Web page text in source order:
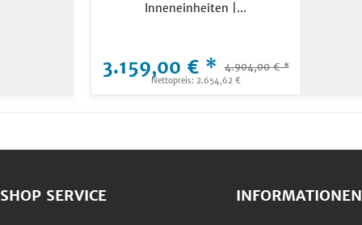
Inneneinheiten |...
3.159,00 € * 4.904,00 € *
Nettopreis: 2.654,62 €
SHOP SERVICE INFORMATIONEN